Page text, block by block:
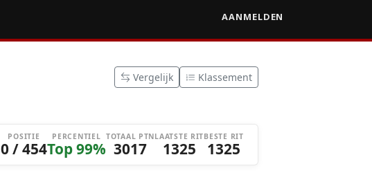
AANMELDEN
Vergelijk Klassement
POSITIE
0 / 454
PERCENTIEL
Top 99%
TOTAAL PTN
3017
LAATSTE RIT
1325
BESTE RIT
1325